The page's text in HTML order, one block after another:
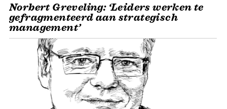
Norbert Greveling: ‘Leiders werken te
gefragmenteerd aan strategisch
management’